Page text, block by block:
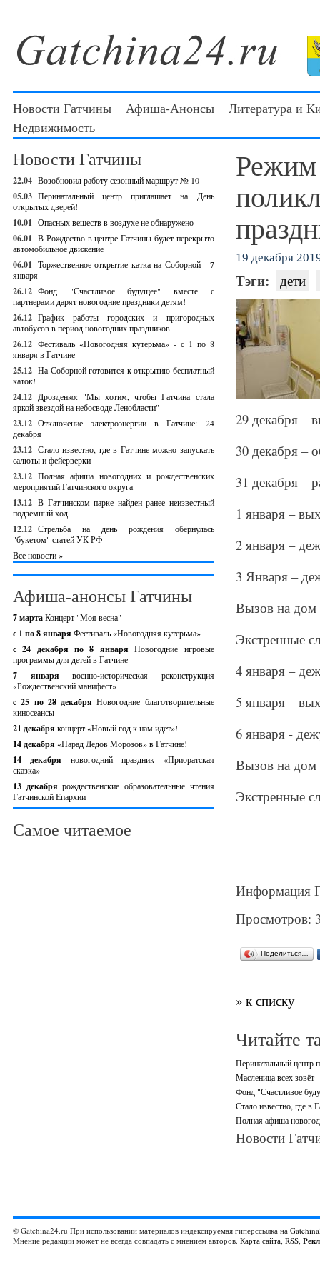
Новости Гатчины Афиша-Анонсы
Литература и
Недвижимость
Новости Гатчины
22.04 Возобновил работу сезонный маршрут № 10
05.03 Перинатальный центр приглашает на День
открытых дверей!
10.01 Опасных веществ в воздухе не обнаружено
06.01 В Рождество в центре Гатчины будет перекрыто
автомобильное движение
06.01 Торжественное открытие катка на Соборной - 7
января
26.12 Фонд "Счастливое будущее" вместе с
партнерами дарят новогодние праздники детям!
26.12 График работы городских и пригородных
автобусов в период новогодних праздников
26.12 Фестиваль «Новогодняя кутерьма» - с 1 по 8
января в Гатчине
25.12 На Соборной готовится к открытию бесплатный
каток!
24.12 Дрозденко: "Мы хотим, чтобы Гатчина стала
яркой звездой на небосводе Ленобласти"
23.12 Отключение электроэнергии в Гатчине: 24
декабря
23.12 Стало известно, где в Гатчине можно запускать
салюты и фейерверки
23.12 Полная афиша новогодних и рождественских
мероприятий Гатчинского округа
13.12 В Гатчинском парке найден ранее неизвестный
подземный ход
12.12 Стрельба на день рождения обернулась
"букетом" статей УК РФ
Все новости »
Афиша-анонсы Гатчины
7 мартаКонцерт "Моя весна"
с 1 по 8 января Фестиваль «Новогодняя кутерьма»
с 24 декабря по 8 январяНовогодние игровые
программы для детей в Гатчине
7 январявоенно-историческая реконструкция
«Рождественский манифест»
c 25 по 28 декабряНовогодние благотворительные
киносеансы
21 декабря концерт «Новый год к нам идет»!
14 декабря «Парад Дедов Морозов» в Гатчине!
14 декабря новогодний праздник «Приоратская
сказка»
13 декабрярождественские образовательные чтения
Гатчинской Епархии
Самое читаемое
Режим
19 декабря
Тэги: дети
29 декабря –
30 декабря –
31 декабря –
1 января –
2 января –
3 Января –
Вызов на дом
Экстренные
4 января –
5 января –
6 января -
Вызов на дом
Экстренные
Информация
Просмотров:
Поделиться…
» к списку
Читайте
Перинатальный центр
Масленица всех зовёт
Фонд "Счастливое
Стало известно, где в
Полная афиша
Новости
© Gatchina24.ru При использовании материалов индексируемая гиперссылка на
Мнение редакции может не всегда совпадать с мнением авторов. Карта сайта, RSS,